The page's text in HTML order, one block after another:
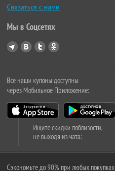
Связаться с нами
Мы в Соцсетях
Все наши купоны доступны
через Мобильное Приложение:
Ищите скидки поблизости,
не выходя из чата:
Сэкономьте до 90% при любых покупках